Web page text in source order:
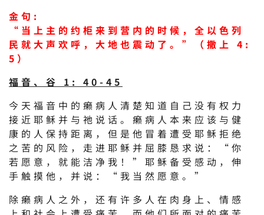
金句:
“当上主的约柜来到营内的时候，全以色列
民就大声欢呼，大地也震动了。”（撒上 4:
5）
福音、谷 1: 40-45
今天福音中的癞病人清楚知道自己没有权力
接近耶稣并与祂说话。癞病人本来应该与健
康的人保持距离，但是他冒着遭受耶稣拒绝
之苦的风险，走进耶稣并屈膝恳求说：“你
若愿意，就能洁净我！”耶稣备受感动，伸
手触摸他，并说：“我当然愿意。”
除癞病人之外，还有许多人在肉身上、情感